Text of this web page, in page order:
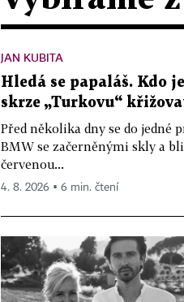
JAN KUBITA
Hledá se papaláš. Kdo
skrze „Turkovu“
Před několika dny se do
BMW se začerněnými skly a
červenou...
4. 8. 2026 ▪ 6 min. čtení